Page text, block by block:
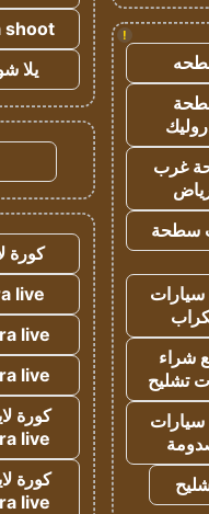
!
غرب
سطحة
شراء
تشليح
shoot
يلا
كورة
live
live
live
كورة
live
كورة
live